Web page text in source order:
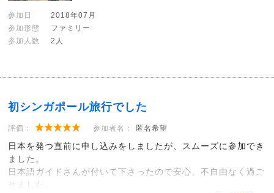
参加日
2018年07月
参加形態
ファミリー
参加人数
2人
初シンガポール旅行でした
評価： 参加者名： 匿名希望
日本を発つ直前に申し込みをしましたが、スムーズに参加でき
ました。
日本語ガイドさんが付いて下さったので安心、不自由なく過ご
せました。